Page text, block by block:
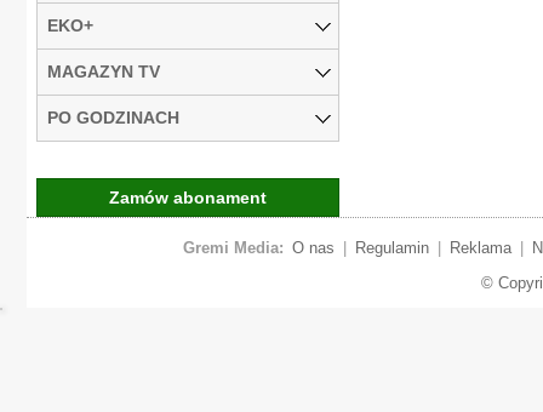
EKO+
MAGAZYN TV
PO GODZINACH
Zamów abonament
Gremi Media: O nas Regulamin Reklama
©